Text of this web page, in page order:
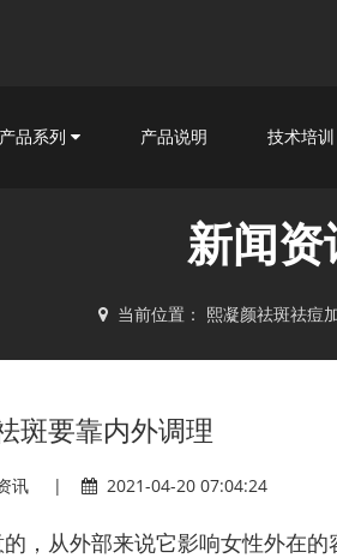
产品系列 产品说明 技术培训
新闻资
当前位置： 熙凝颜祛斑祛痘
斑要靠内外调理
资讯 | 2021-04-20 07:04:24
从外部来说它影响女性外在的